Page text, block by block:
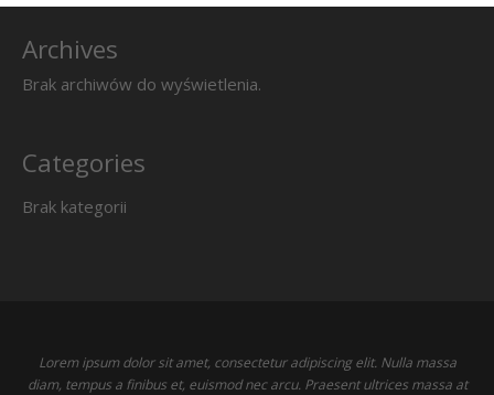
Archives
Brak archiwów do wyświetlenia.
Categories
Brak kategorii
Lorem ipsum dolor sit amet, consectetur adipiscing elit. Nulla massa
diam, tempus a finibus et, euismod nec arcu. Praesent ultrices massa at